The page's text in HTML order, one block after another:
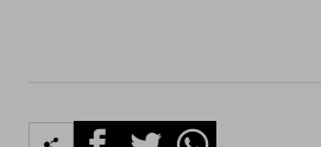
FacebookTwitterWhatsapp